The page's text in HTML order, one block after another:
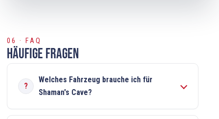
06 · FAQ
Häufige Fragen
Welches Fahrzeug brauche ich für
Shaman's Cave?